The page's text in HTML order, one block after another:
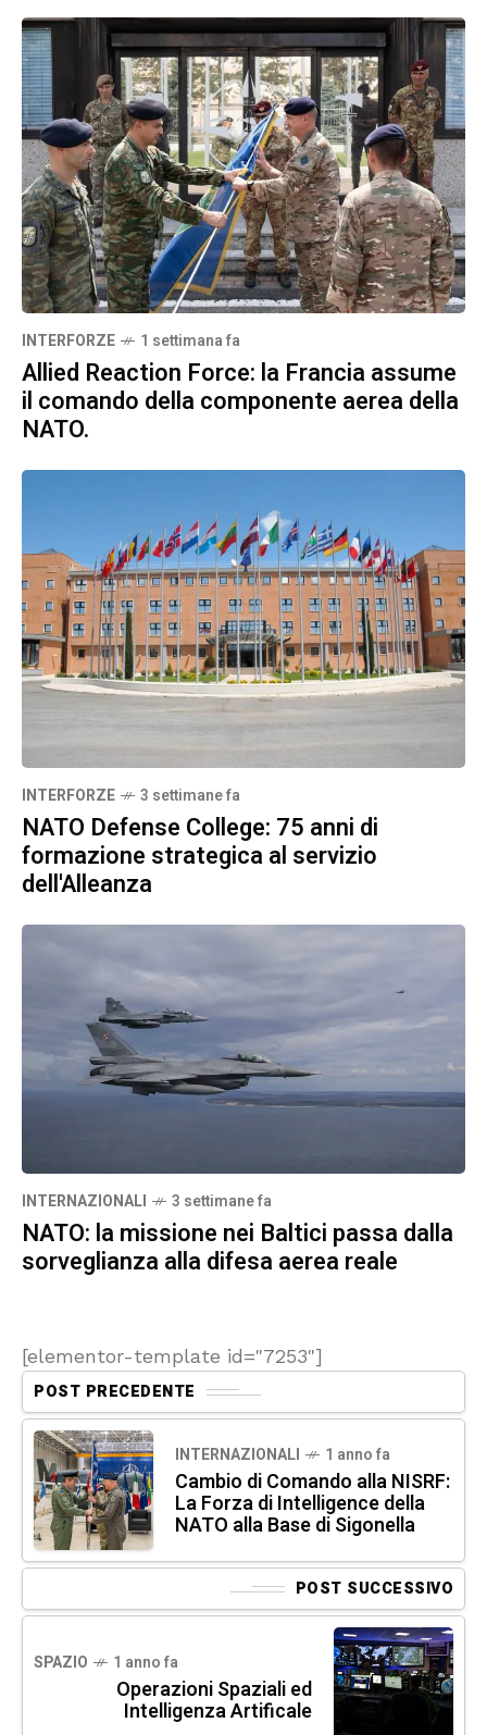
INTERFORZE 1 settimana fa
Allied Reaction Force: la Francia assume
il comando della componente aerea della
NATO.
INTERFORZE 3 settimane fa
NATO Defense College: 75 anni di
formazione strategica al servizio
dell'Alleanza
INTERNAZIONALI 3 settimane fa
NATO: la missione nei Baltici passa dalla
sorveglianza alla difesa aerea reale
[elementor-template id="7253"]
POST PRECEDENTE
INTERNAZIONALI 1 anno fa
Cambio di Comando alla NISRF:
La Forza di Intelligence della
NATO alla Base di Sigonella
POST SUCCESSIVO
SPAZIO 1 anno fa
Operazioni Spaziali ed
Intelligenza Artificale